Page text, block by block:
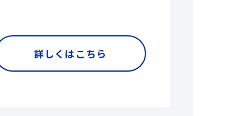
詳しくはこちら